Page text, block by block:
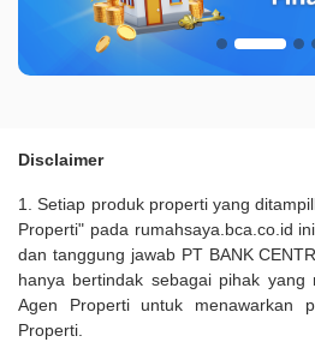
Disclaimer
1. Setiap produk properti yang
Properti" pada rumahsaya.bca.co.id
dan tanggung jawab PT BANK
hanya bertindak sebagai pihak yang
Agen Properti untuk menawarkan
Properti.